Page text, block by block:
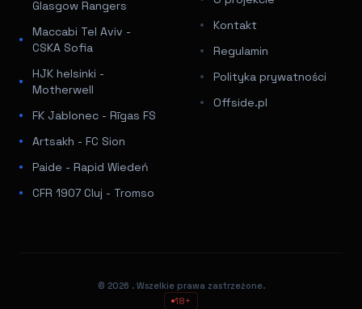
Glasgow Rangers
Maccabi Tel Aviv -
CSKA Sofia
HJK helsinki -
Motherwell
FK Jablonec - Rīgas FS
Artsakh - FC Sion
Paide - Rapid Wiedeń
CFR 1907 Cluj - Tromso
Kontakt
Regulamin
Polityka prywatności
Offside.pl
© 2026 . Wszelkie prawa zastrzeżone.
18+